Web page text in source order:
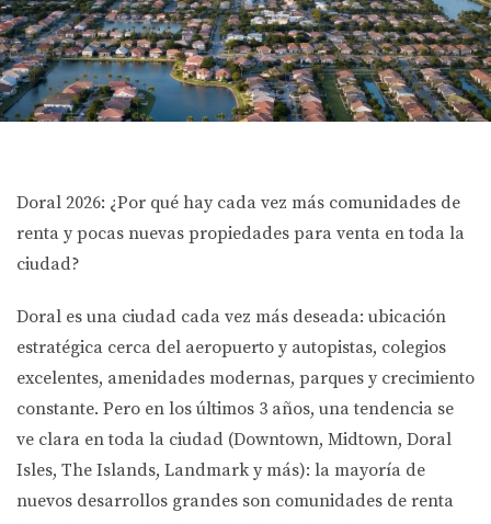
Doral 2026: ¿Por qué hay cada vez más comunidades de
renta y pocas nuevas propiedades para venta en toda la
ciudad?
Doral es una ciudad cada vez más deseada: ubicación
estratégica cerca del aeropuerto y autopistas, colegios
excelentes, amenidades modernas, parques y crecimiento
constante. Pero en los últimos 3 años, una tendencia se
ve clara en toda la ciudad (Downtown, Midtown, Doral
Isles, The Islands, Landmark y más): la mayoría de
nuevos desarrollos grandes son comunidades de renta